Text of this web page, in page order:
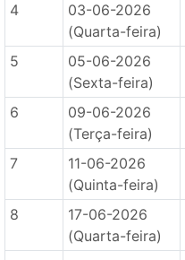
4
03-06-2026
(Quarta-feira)
5
05-06-2026
(Sexta-feira)
6
09-06-2026
(Terça-feira)
7
11-06-2026
(Quinta-feira)
8
17-06-2026
(Quarta-feira)